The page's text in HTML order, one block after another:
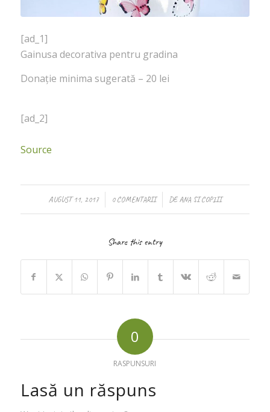
[ad_1]
Gainusa decorativa pentru gradina
Donație minima sugerată – 20 lei
[ad_2]
Source
AUGUST 11, 2017
/ 0 COMENTARII
/ DEANA SI COPIII
Share this entry
0
RASPUNSURI
Lasă un răspuns